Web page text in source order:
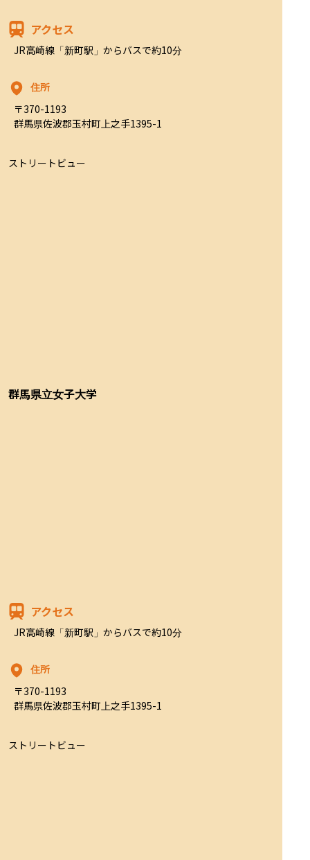
アクセス
JR高崎線「新町駅」からバスで約10分
住所
〒370-1193
群馬県佐波郡玉村町上之手1395-1
ストリートビュー
群馬県立女子大学
アクセス
JR高崎線「新町駅」からバスで約10分
住所
〒370-1193
群馬県佐波郡玉村町上之手1395-1
ストリートビュー